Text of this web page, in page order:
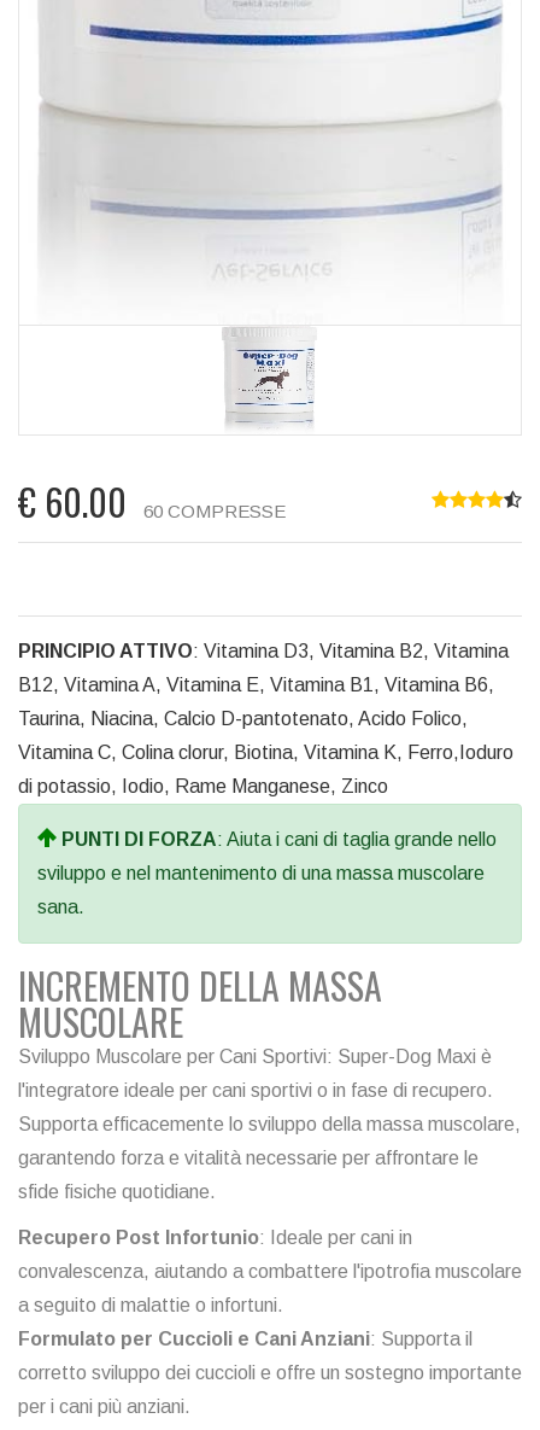
€ 60.00 60 COMPRESSE
PRINCIPIO ATTIVO: Vitamina D3, Vitamina B2, Vitamina
B12, Vitamina A, Vitamina E, Vitamina B1, Vitamina B6,
Taurina, Niacina, Calcio D-pantotenato, Acido Folico,
Vitamina C, Colina clorur, Biotina, Vitamina K, Ferro,Ioduro
di potassio, Iodio, Rame Manganese, Zinco
PUNTI DI FORZA: Aiuta i cani di taglia grande nello
sviluppo e nel mantenimento di una massa muscolare
sana.
INCREMENTO DELLA MASSA
MUSCOLARE
Sviluppo Muscolare per Cani Sportivi: Super-Dog Maxi è
l'integratore ideale per cani sportivi o in fase di recupero.
Supporta efficacemente lo sviluppo della massa muscolare,
garantendo forza e vitalità necessarie per affrontare le
sfide fisiche quotidiane.
Recupero Post Infortunio: Ideale per cani in
convalescenza, aiutando a combattere l'ipotrofia muscolare
a seguito di malattie o infortuni.
Formulato per Cuccioli e Cani Anziani: Supporta il
corretto sviluppo dei cuccioli e offre un sostegno importante
per i cani più anziani.